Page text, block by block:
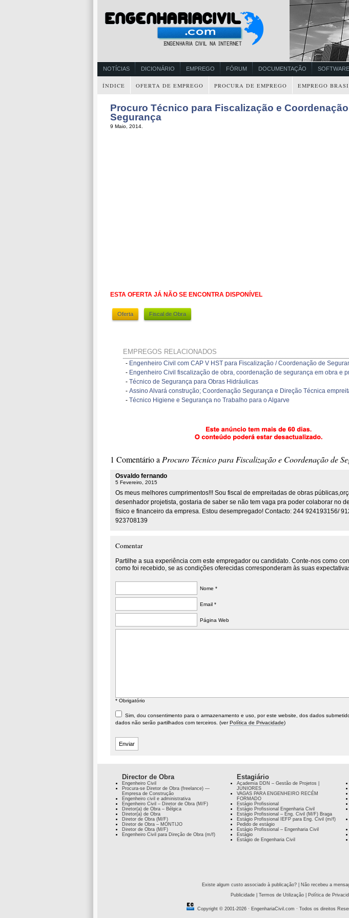
NOTÍCIAS DICIONÁRIO EMPREGO FÓRUM DOCUMENTAÇÃO SOFTWARE
ÍNDICE OFERTA DE EMPREGO PROCURA DE EMPREGO EMPREGO
Procuro Técnico para Fiscalização e
Segurança
9 Maio, 2014.
ESTA OFERTA JÁ NÃO SE ENCONTRA DISPONÍVEL
Oferta Fiscal de Obra
EMPREGOS RELACIONADOS
- Engenheiro Civil com CAP V HST para Fiscalização / Coordenação de
- Engenheiro Civil fiscalização de obra, coordenação de segurança em obra e
- Técnico de Segurança para Obras Hidráulicas
- Assino Alvará construção; Coordenação Segurança e Direção Técnica
- Técnico Higiene e Segurança no Trabalho para o Algarve
1 Comentário a Procuro Técnico para Fiscalização e Coordenação de
Osvaldo fernando
5 Fevereiro, 2015
Os meus melhores cumprimentos!!! Sou fiscal de empreitadas de obras
desenhador projetista, gostaria de saber se não tem vaga pra poder colaborar no
físico e financeiro da empresa. Estou desempregado! Contacto: 244 924193156/
923708139
Comentar
Partilhe a sua experiência com este empregador ou candidato. Conte-nos como
como foi recebido, se as condições oferecidas corresponderam às suas
Nome *
Email *
Página Web
* Obrigatório
Sim, dou consentimento para o armazenamento e uso, por este website, dos dados
dados não serão partilhados com terceiros. (verPolítica de Privacidade)
Director de Obra
Engenheiro Civil
Procura-se Diretor de Obra (freelance) —
Empresa de Construção
Engenheiro civil e administrativa
Engenheiro Civil – Diretor de Obra (M/F)
Diretor(a) de Obra – Bélgica
Diretor(a) de Obra
Diretor de Obra (M/F)
Diretor de Obra – MONTIJO
Diretor de Obra (M/F)
Engenheiro Civil para Direção de Obra (m/f)
Estagiário
Academia DDN – Gestão de Projetos |
JÚNIORES
VAGAS PARA ENGENHEIRO RECÉM
FORMADO
Estágio Profissional
Estágio Profissional Engenharia Civil
Estágio Profissional – Eng. Civil (M/F) Braga
Estágio Profissional IEFP para Eng. Civil (m/f)
Pedido de estágio
Estágio Profissional – Engenharia Civil
Estágio
Estágio de Engenharia Civil
Existe algum custo associado à publicação? Não recebeu a
Publicidade
Termos de Utilização Política de
Copyright © 2001-2026 · EngenhariaCivil.com · Todos os direitos